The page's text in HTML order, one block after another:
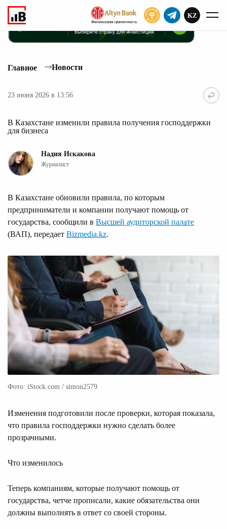
KZ
Главное Новости
23 июня 2026 в 13:56
В Казахстане изменили правила получения господдержки
для бизнеса
Надия Искакова
Журналист
В Казахстане обновили правила, по которым
предприниматели и компании получают помощь от
государства, сообщили в Высшей аудиторской палате
(ВАП), передает Bizmedia.kz.
Фото: iStock.com / simon2579
Изменения подготовили после проверки, которая показала,
что правила господдержки нужно сделать более
прозрачными.
Что изменилось
Теперь компаниям, которые получают помощь от
государства, четче прописали, какие обязательства они
должны выполнять в ответ со своей стороны.